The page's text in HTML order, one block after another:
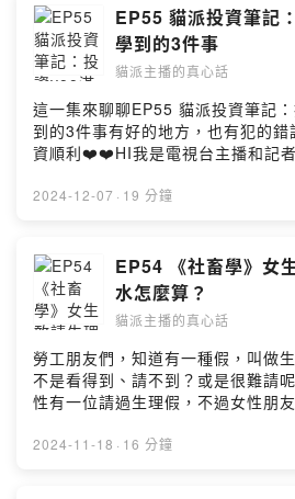
／主管／團隊領導者想提升帶人說
行力。C. 自由工作者／斜槓創業者
牌影響力，好產品被信任，自然成交
6/28（六）13:00 - 17:00Happ. 小
204（捷運民權西路站）📍台中場
17:00思享空間 203（台中車站附近
$4,880限時特價：$3,980早鳥優
行再享每人$2,980！🎁 凡報名即贈
一本（市價$440）主講人：梁哲維•
遞高能量這不只是溝通工作坊，是
「價值被看見」、「人脈主動靠近
額有限，搶先報名，從此讓你的說
名】https://ohmybook.1shop.tw「
https://www.facebook.com/
Instagram（@s210428）
https://www.instagram.com/
Podcast（OHMYBOOK｜哲維說書
13036c5?
n🐈合作邀約｜
Firstory Hosting
EP55 貓派投資筆記
學到的3件事
貓派主播的真心話
這一集來聊聊EP55 貓派投資筆記
到的3件事有好的地方，也有犯的
資順利❤️❤️HI我是電視台主播和記
的社畜上班族，有個吸收新知，也
播好聲音，喵喵喵
https://vocus.cc/pay/salon/once/
13036c5?
n🐈合作邀約｜
Firstory Hosting
2024-12-07 · 19 分鐘
EP54 《社畜學》女
水怎麼算？
貓派主播的真心話
勞工朋友們，知道有一種假，叫做
不是看得到、請不到？或是很難請
性有一位請過生理假，不過女性朋
是生理假，把握自己的權益！HI我
2024-11-18 · 16 分鐘